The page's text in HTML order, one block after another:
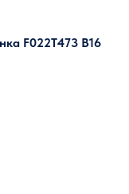
F022T473 B16